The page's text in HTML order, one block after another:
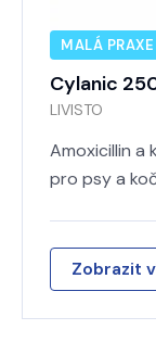
MALÁ PRAXE
Cylanic
LIVISTO
Amoxicillin a
pro psy a
Zobrazit